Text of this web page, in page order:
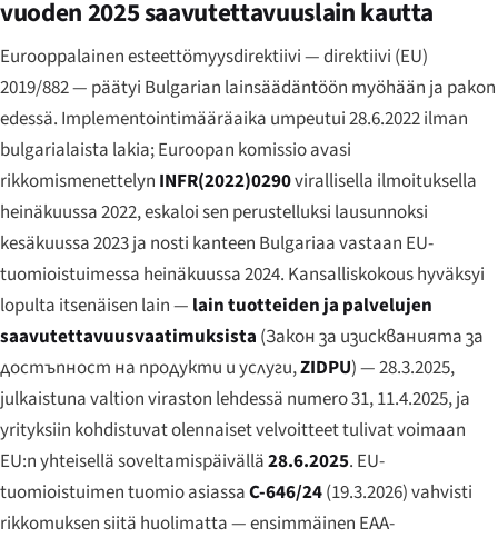
vuoden 2025 saavutettavuuslain kautta
Eurooppalainen esteettömyysdirektiivi — direktiivi (EU)
2019/882 — päätyi Bulgarian lainsäädäntöön myöhään ja pakon
edessä. Implementointimääräaika umpeutui 28.6.2022 ilman
bulgarialaista lakia; Euroopan komissio avasi
rikkomismenettelyn INFR(2022)0290virallisella ilmoituksella
heinäkuussa 2022, eskaloi sen perustelluksi lausunnoksi
kesäkuussa 2023 ja nosti kanteen Bulgariaa vastaan EU-
tuomioistuimessa heinäkuussa 2024. Kansalliskokous hyväksyi
lopulta itsenäisen lain — lain tuotteiden ja palvelujen
saavutettavuusvaatimuksista (Закон за изискванията за
достъпност на продукти и услуги,ZIDPU) — 28.3.2025,
julkaistuna valtion viraston lehdessä numero 31, 11.4.2025, ja
yrityksiin kohdistuvat olennaiset velvoitteet tulivat voimaan
EU:n yhteisellä soveltamispäivällä28.6.2025. EU-
tuomioistuimen tuomio asiassaC-646/24(19.3.2026) vahvisti
rikkomuksen siitä huolimatta — ensimmäinen EAA-